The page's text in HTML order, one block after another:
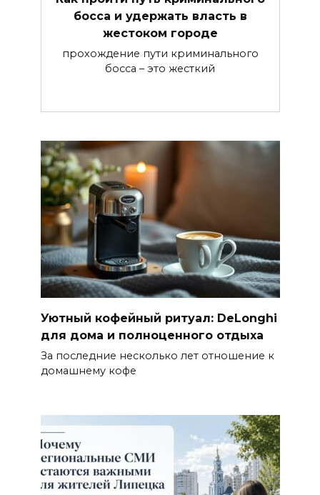
босса и удержать власть в
жестоком городе
прохождение пути криминального
босса – это жесткий
Уютный кофейный ритуал: DeLonghi
для дома и полноценного отдыха
За последние несколько лет отношение к
домашнему кофе